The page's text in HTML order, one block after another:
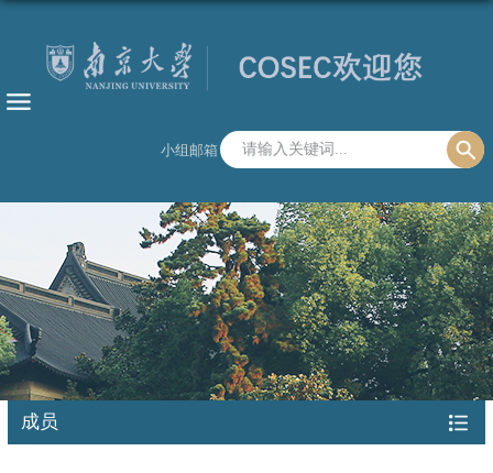
小组邮箱
成员